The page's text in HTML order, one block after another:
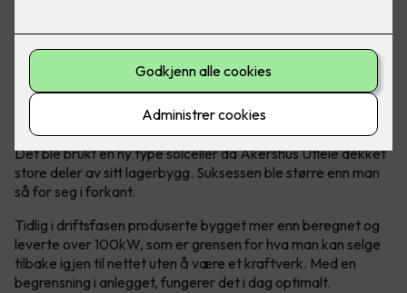
seg godt til solceller
- det viser pilotprosjektet hos Akershus
Det ble brukt en ny type solceller da Akershus Utleie dekket
store deler av sitt lagerbygg. Suksessen ble større enn man
så for seg i forkant.
Tidlig i driftsfasen produserte bygget mer enn beregnet og
leverte over 100kW, som er grensen for hva man kan selge
tilbake igjen til nettet uten å være et kraftverk. Med en
begrensning i anlegget, fungerer det i dag optimalt.